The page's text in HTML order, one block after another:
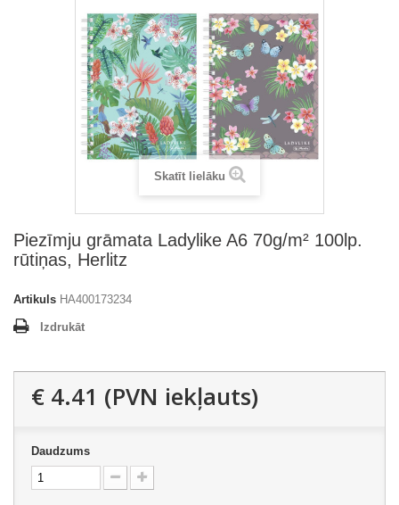
Skatīt lielāku
Piezīmju grāmata Ladylike A6 70g/m² 100lp.
rūtiņas, Herlitz
Artikuls HA400173234
Izdrukāt
€ 4.41 (PVN iekļauts)
Daudzums